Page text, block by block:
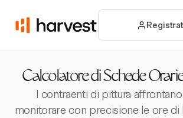
Calcolatore di Schede
I contraenti di pittura
monitorare con precisione le ore di